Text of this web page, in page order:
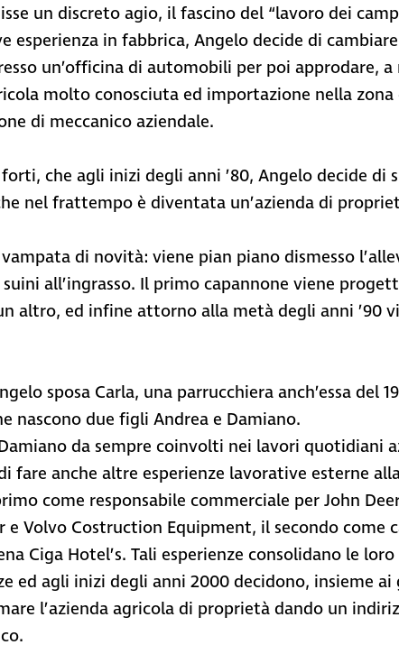
un discreto agio, il fascino del “lavoro dei
esperienza in fabbrica, Angelo decide di
un’officina di automobili per poi approdare, a
molto conosciuta ed importazione nella zona
di meccanico aziendale.
che agli inizi degli anni ’80, Angelo decide di
nel frattempo è diventata un’azienda di
di novità: viene pian piano dismesso
all’ingrasso. Il primo capannone viene
altro, ed infine attorno alla metà degli anni ’90
sposa Carla, una parrucchiera anch’essa del
nascono due figli Andrea e Damiano.
da sempre coinvolti nei lavori quotidiani
fare anche altre esperienze lavorative esterne
come responsabile commerciale per John
e Volvo Costruction Equipment, il secondo come
Ciga Hotel’s. Tali esperienze consolidano le loro
ed agli inizi degli anni 2000 decidono, insieme
l’azienda agricola di proprietà dando un